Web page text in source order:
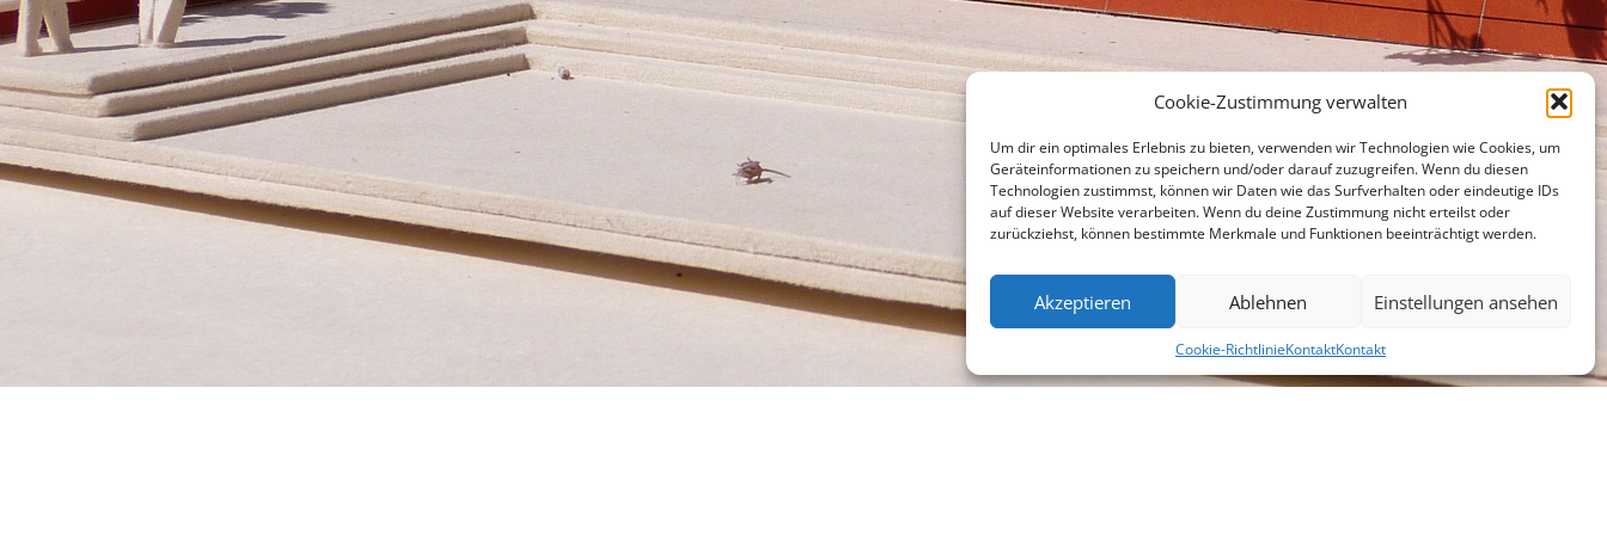
Cookie-Zustimmung verwalten
Um dir ein optimales Erlebnis zu bieten, verwenden wir Technologien wie Cookies, um
Geräteinformationen zu speichern und/oder darauf zuzugreifen. Wenn du diesen
Technologien zustimmst, können wir Daten wie das Surfverhalten oder eindeutige IDs
auf dieser Website verarbeiten. Wenn du deine Zustimmung nicht erteilst oder
zurückziehst, können bestimmte Merkmale und Funktionen beeinträchtigt werden.
Akzeptieren Ablehnen Einstellungen ansehen
Cookie-RichtlinieKontaktKontakt